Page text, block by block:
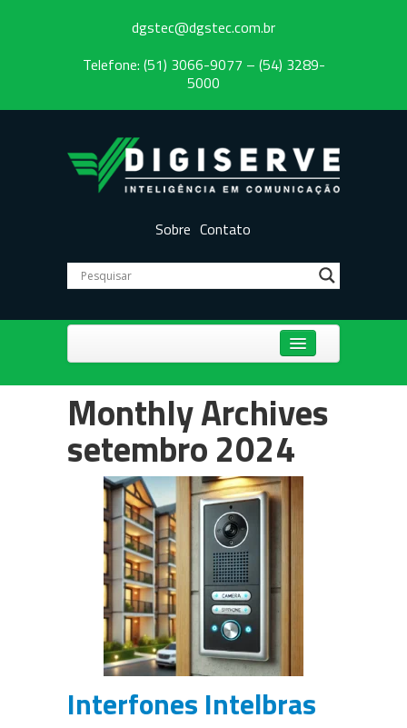
dgstec@dgstec.com.br
Telefone: (51) 3066-9077 – (54) 3289-
5000
Sobre Contato
PABX em Nuvem (cloud)
3CX
Câmeras para CFTV
WhatsApp Multiusuário
Intelbras
Monthly Archives
setembro 2024
Interfones Intelbras